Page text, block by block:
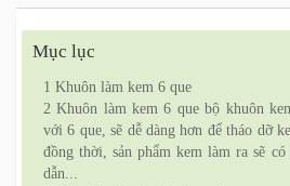
Mục lục
1 Khuôn làm kem 6 que
2 Khuôn làm kem 6 que bộ khuôn
với 6 que, sẽ dễ dàng hơn để tháo dỡ
đồng thời, sản phẩm kem làm ra sẽ
dẫn...